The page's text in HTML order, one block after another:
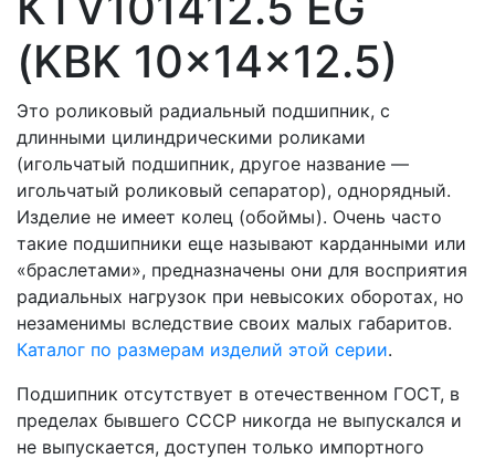
(KBK 10x14x12.5)
Это роликовый радиальный подшипник, с
длинными цилиндрическими роликами
(игольчатый подшипник, другое название —
игольчатый роликовый сепаратор), однорядный.
Изделие не имеет колец (обоймы). Очень часто
такие подшипники еще называют карданными или
«браслетами», предназначены они для восприятия
радиальных нагрузок при невысоких оборотах, но
незаменимы вследствие своих малых габаритов.
Каталог по размерам изделий этой серии.
Подшипник отсутствует в отечественном ГОСТ, в
пределах бывшего СССР никогда не выпускался и
не выпускается, доступен только импортного